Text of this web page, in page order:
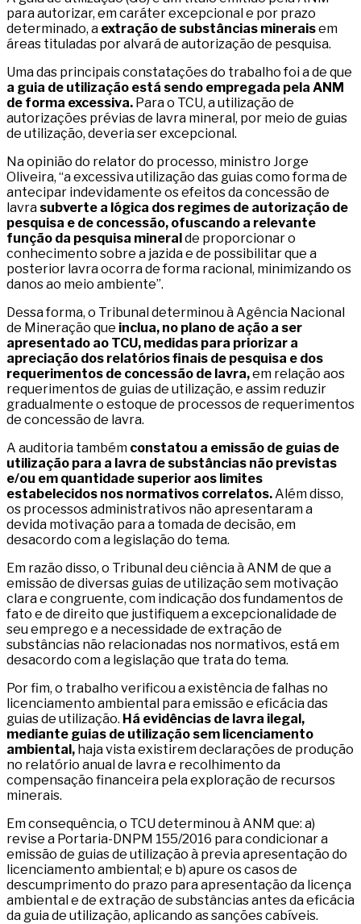
para autorizar, em caráter excepcional e por prazo
determinado, a extração de substâncias mineraisem
áreas tituladas por alvará de autorização de pesquisa.
Uma das principais constatações do trabalho foi a de que
a guia de utilização está sendo empregada pela ANM
de forma excessiva. Para o TCU, a utilização de
autorizações prévias de lavra mineral, por meio de guias
de utilização, deveria ser excepcional.
Na opinião do relator do processo, ministro Jorge
Oliveira, “a excessiva utilização das guias como forma de
antecipar indevidamente os efeitos da concessão de
lavra subverte a lógica dos regimes de autorização de
pesquisa e de concessão, ofuscando a relevante
função da pesquisa mineralde proporcionar o
conhecimento sobre a jazida e de possibilitar que a
posterior lavra ocorra de forma racional, minimizando os
danos ao meio ambiente”.
Dessa forma, o Tribunal determinou à Agência Nacional
de Mineração que inclua, no plano de ação a ser
apresentado ao TCU, medidas para priorizar a
apreciação dos relatórios finais de pesquisa e dos
requerimentos de concessão de lavra,em relação aos
requerimentos de guias de utilização, e assim reduzir
gradualmente o estoque de processos de requerimentos
de concessão de lavra.
A auditoria também constatou a emissão de guias de
utilização para a lavra de substâncias não previstas
e/ou em quantidade superior aos limites
estabelecidos nos normativos correlatos. Além disso,
os processos administrativos não apresentaram a
devida motivação para a tomada de decisão, em
desacordo com a legislação do tema.
Em razão disso, o Tribunal deu ciência à ANM de que a
emissão de diversas guias de utilização sem motivação
clara e congruente, com indicação dos fundamentos de
fato e de direito que justifiquem a excepcionalidade de
seu emprego e a necessidade de extração de
substâncias não relacionadas nos normativos, está em
desacordo com a legislação que trata do tema.
Por fim, o trabalho verificou a existência de falhas no
licenciamento ambiental para emissão e eficácia das
guias de utilização. Há evidências de lavra ilegal,
mediante guias de utilização sem licenciamento
ambiental, haja vista existirem declarações de produção
no relatório anual de lavra e recolhimento da
compensação financeira pela exploração de recursos
minerais.
Em consequência, o TCU determinou à ANM que: a)
revise a Portaria-DNPM 155/2016 para condicionar a
emissão de guias de utilização à previa apresentação do
licenciamento ambiental; e b) apure os casos de
descumprimento do prazo para apresentação da licença
ambiental e de extração de substâncias antes da eficácia
da guia de utilização, aplicando as sanções cabíveis.